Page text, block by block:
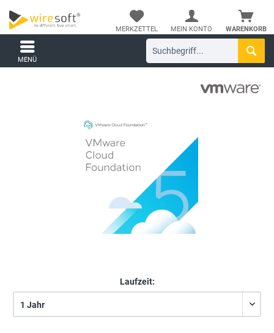
WARENKORB
MERKZETTEL MEIN KONTO
MENÜ
Laufzeit: